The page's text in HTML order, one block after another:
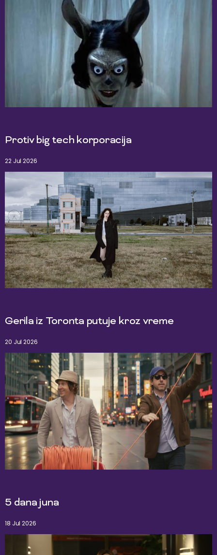
Protiv big tech korporacija
22 Jul 2026
Gerila iz Toronta putuje kroz vreme
20 Jul 2026
5 dana juna
18 Jul 2026